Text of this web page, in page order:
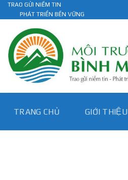
Skip
to
content
TRAO GỬI NIỀM TIN
PHÁT TRIỂN BỀN VỮNG
TRANG CHỦ GIỚI THIỆU